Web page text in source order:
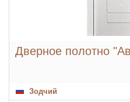
Дверное полотно
Зодчий